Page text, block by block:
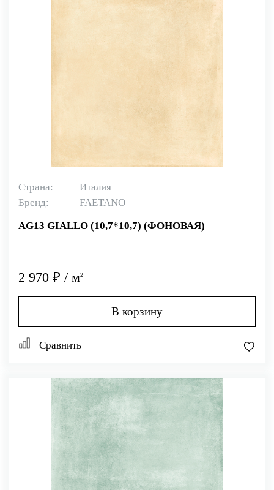
Страна:
Италия
Бренд:
FAETANO
AG13 GIALLO (10,7*10,7) (ФОНОВАЯ)
2 970 ₽ / м2
В корзину
Сравнить